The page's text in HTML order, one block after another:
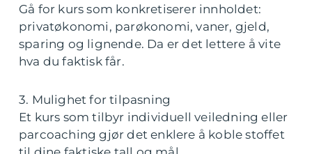
Gå for kurs som konkretiserer innholdet:
privatøkonomi, parøkonomi, vaner, gjeld,
sparing og lignende. Da er det lettere å vite
hva du faktisk får.
3. Mulighet for tilpasning
Et kurs som tilbyr individuell veiledning eller
parcoaching gjør det enklere å koble stoffet